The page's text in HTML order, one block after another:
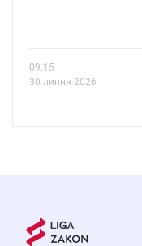
09.15
30 липня 2026